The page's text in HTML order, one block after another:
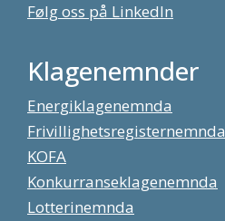
Følg oss på LinkedIn
Klagenemnder
Energiklagenemnda
Frivillighetsregisternemnda
KOFA
Konkurranseklagenemnda
Lotterinemnda